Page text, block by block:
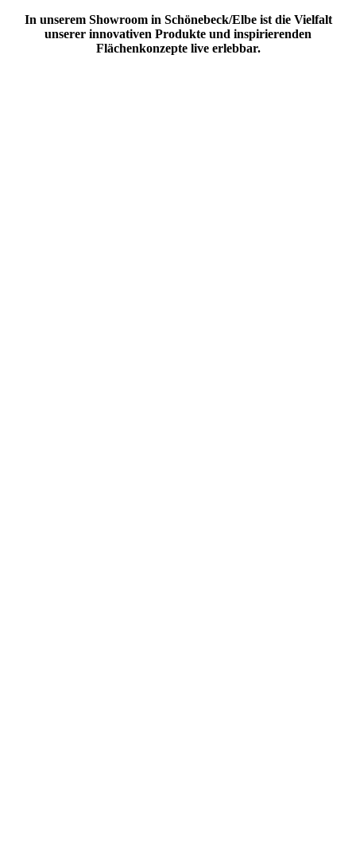
In unserem Showroom in Schönebeck/Elbe ist die Vielfalt
unserer innovativen Produkte und inspirierenden
Flächenkonzepte live erlebbar.